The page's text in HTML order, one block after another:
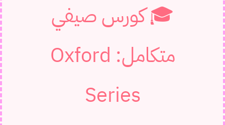
🎓 كورس صيفي
متكامل: Oxford
Series